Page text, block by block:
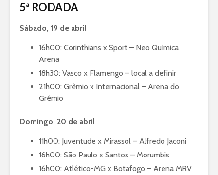
5ª RODADA
Sábado, 19 de abril
16h00: Corinthians x Sport – Neo Química
Arena
18h30: Vasco x Flamengo – local a definir
21h00: Grêmio x Internacional – Arena do
Grêmio
Domingo, 20 de abril
11h00: Juventude x Mirassol – Alfredo Jaconi
16h00: São Paulo x Santos – Morumbis
16h00: Atlético-MG x Botafogo – Arena MRV